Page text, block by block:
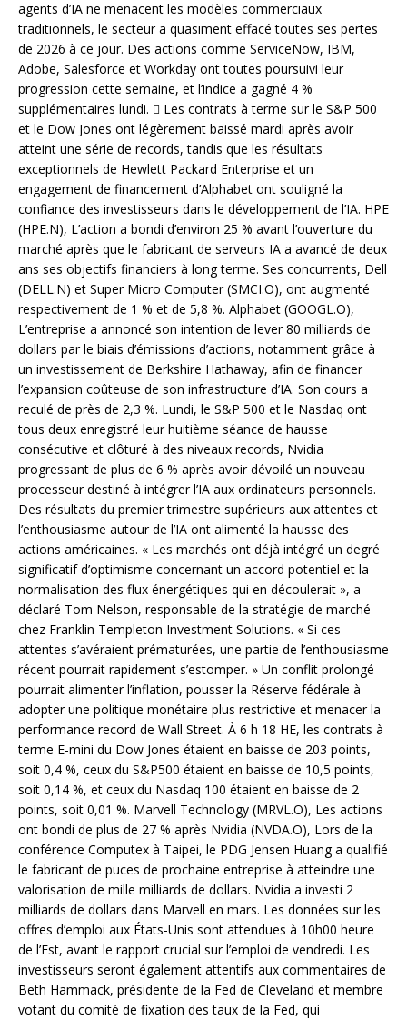
agents d’IA ne menacent les modèles commerciaux
traditionnels, le secteur a quasiment effacé toutes ses pertes
de 2026 à ce jour. Des actions comme ServiceNow, IBM,
Adobe, Salesforce et Workday ont toutes poursuivi leur
progression cette semaine, et l’indice a gagné 4 %
supplémentaires lundi.  Les contrats à terme sur le S&P 500
et le Dow Jones ont légèrement baissé mardi après avoir
atteint une série de records, tandis que les résultats
exceptionnels de Hewlett Packard Enterprise et un
engagement de financement d’Alphabet ont souligné la
confiance des investisseurs dans le développement de l’IA. HPE
(HPE.N), L’action a bondi d’environ 25 % avant l’ouverture du
marché après que le fabricant de serveurs IA a avancé de deux
ans ses objectifs financiers à long terme. Ses concurrents, Dell
(DELL.N) et Super Micro Computer (SMCI.O), ont augmenté
respectivement de 1 % et de 5,8 %. Alphabet (GOOGL.O),
L’entreprise a annoncé son intention de lever 80 milliards de
dollars par le biais d’émissions d’actions, notamment grâce à
un investissement de Berkshire Hathaway, afin de financer
l’expansion coûteuse de son infrastructure d’IA. Son cours a
reculé de près de 2,3 %. Lundi, le S&P 500 et le Nasdaq ont
tous deux enregistré leur huitième séance de hausse
consécutive et clôturé à des niveaux records, Nvidia
progressant de plus de 6 % après avoir dévoilé un nouveau
processeur destiné à intégrer l’IA aux ordinateurs personnels.
Des résultats du premier trimestre supérieurs aux attentes et
l’enthousiasme autour de l’IA ont alimenté la hausse des
actions américaines. « Les marchés ont déjà intégré un degré
significatif d’optimisme concernant un accord potentiel et la
normalisation des flux énergétiques qui en découlerait », a
déclaré Tom Nelson, responsable de la stratégie de marché
chez Franklin Templeton Investment Solutions. « Si ces
attentes s’avéraient prématurées, une partie de l’enthousiasme
récent pourrait rapidement s’estomper. » Un conflit prolongé
pourrait alimenter l’inflation, pousser la Réserve fédérale à
adopter une politique monétaire plus restrictive et menacer la
performance record de Wall Street. À 6 h 18 HE, les contrats à
terme E-mini du Dow Jones étaient en baisse de 203 points,
soit 0,4 %, ceux du S&P500 étaient en baisse de 10,5 points,
soit 0,14 %, et ceux du Nasdaq 100 étaient en baisse de 2
points, soit 0,01 %. Marvell Technology (MRVL.O), Les actions
ont bondi de plus de 27 % après Nvidia (NVDA.O), Lors de la
conférence Computex à Taipei, le PDG Jensen Huang a qualifié
le fabricant de puces de prochaine entreprise à atteindre une
valorisation de mille milliards de dollars. Nvidia a investi 2
milliards de dollars dans Marvell en mars. Les données sur les
offres d’emploi aux États-Unis sont attendues à 10h00 heure
de l’Est, avant le rapport crucial sur l’emploi de vendredi. Les
investisseurs seront également attentifs aux commentaires de
Beth Hammack, présidente de la Fed de Cleveland et membre
votant du comité de fixation des taux de la Fed, qui